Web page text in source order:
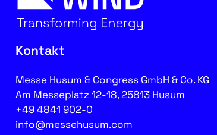
Kontakt
Messe Husum & Congress GmbH & Co. KG
Am Messeplatz 12-18, 25813 Husum
+49 4841 902-0
info@messehusum.com